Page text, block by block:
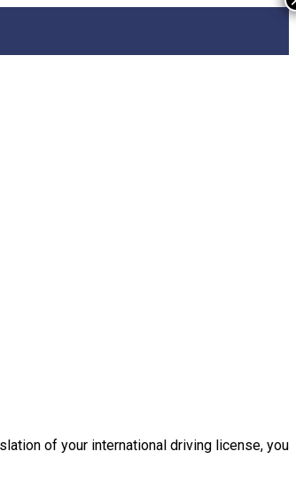
of your international driving license, you